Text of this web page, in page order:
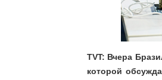
TVT: Вчера
которой